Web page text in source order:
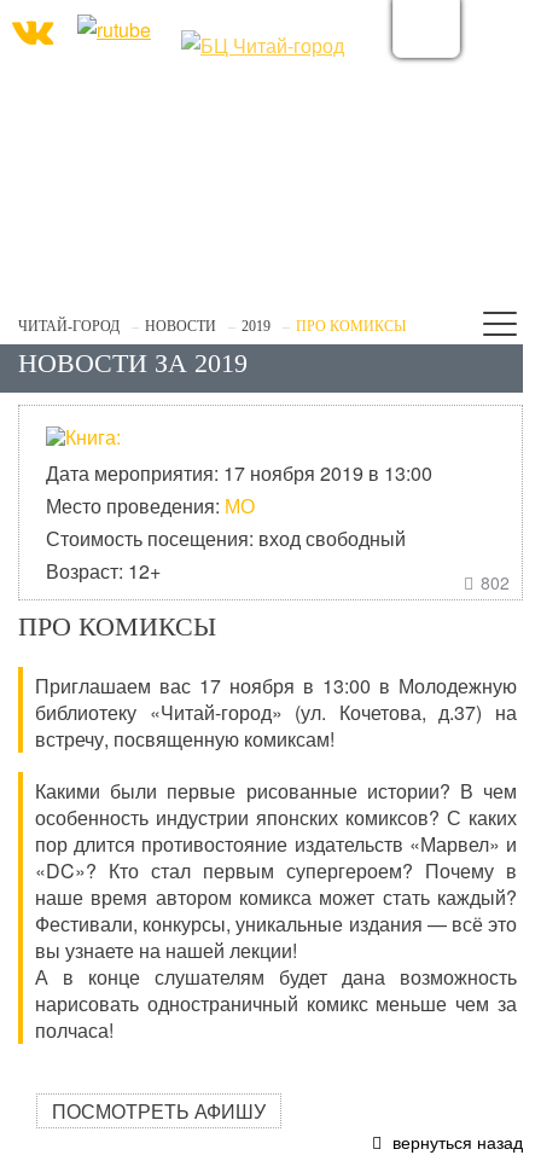
ЧИТАЙ-ГОРОД НОВОСТИ 2019 ПРО КОМИКСЫ
НОВОСТИ ЗА 2019
Дата мероприятия: 17 ноября 2019 в 13:00
Место проведения: МО
Стоимость посещения: вход свободный
Возраст: 12+
 802
ПРО КОМИКСЫ
Приглашаем вас 17 ноября в 13:00 в Молодежную
библиотеку «Читай-город» (ул. Кочетова, д.37) на
встречу, посвященную комиксам!
Какими были первые рисованные истории? В чем
особенность индустрии японских комиксов? С каких
пор длится противостояние издательств «Марвел» и
«DC»? Кто стал первым супергероем? Почему в
наше время автором комикса может стать каждый?
Фестивали, конкурсы, уникальные издания — всё это
вы узнаете на нашей лекции!
А в конце слушателям будет дана возможность
нарисовать одностраничный комикс меньше чем за
полчаса!
ПОСМОТРЕТЬ АФИШУ
вернуться назад